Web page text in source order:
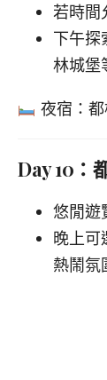
若時間
下午探
林城堡
夜宿：
Day 10：
悠閒遊
晚上
熱鬧氛